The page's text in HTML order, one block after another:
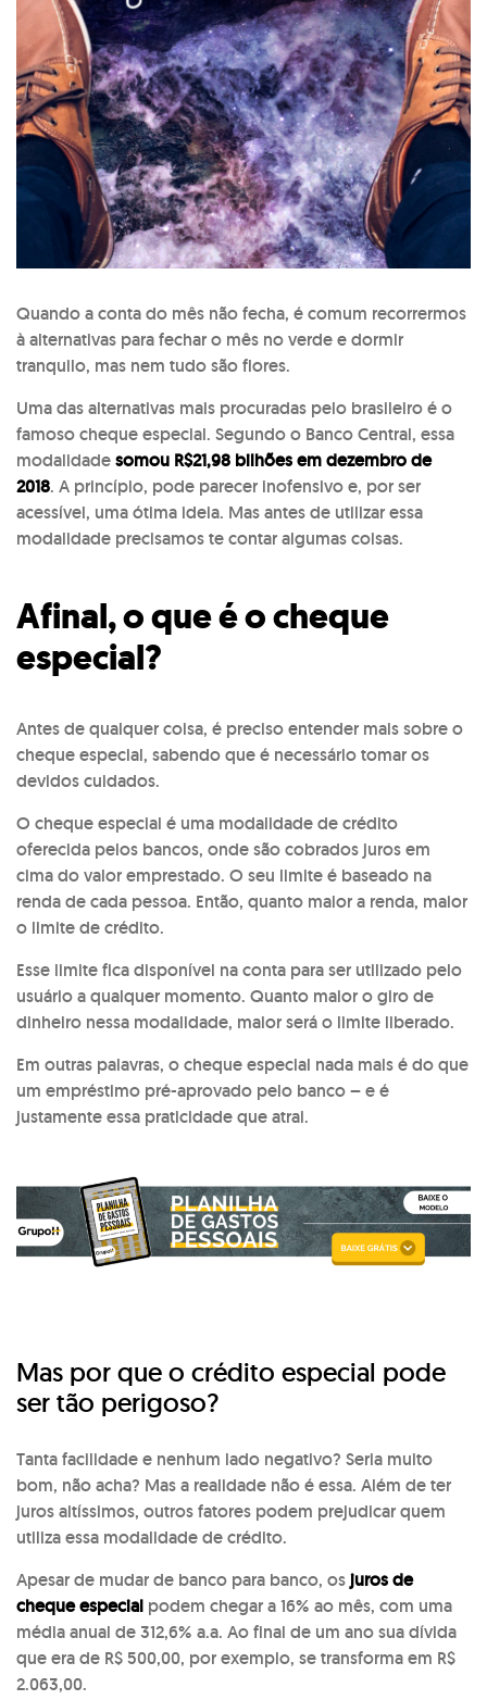
Quando a conta do mês não fecha, é comum recorrermos
à alternativas para fechar o mês no verde e dormir
tranquilo, mas nem tudo são flores.
Uma das alternativas mais procuradas pelo brasileiro é o
famoso cheque especial. Segundo o Banco Central, essa
modalidadesomou R$21,98 bilhões em dezembro de
2018. A princípio, pode parecer inofensivo e, por ser
acessível, uma ótima ideia. Mas antes de utilizar essa
modalidade precisamos te contar algumas coisas.
Afinal, o que é o cheque
especial?
Antes de qualquer coisa, é preciso entender mais sobre o
cheque especial, sabendo que é necessário tomar os
devidos cuidados.
O cheque especial é uma modalidade de crédito
oferecida pelos bancos, onde são cobrados juros em
cima do valor emprestado. O seu limite é baseado na
renda de cada pessoa. Então, quanto maior a renda, maior
o limite de crédito.
Esse limite fica disponível na conta para ser utilizado pelo
usuário a qualquer momento. Quanto maior o giro de
dinheiro nessa modalidade, maior será o limite liberado.
Em outras palavras, o cheque especial nada mais é do que
um empréstimo pré-aprovado pelo banco – e é
justamente essa praticidade que atrai.
Mas por que o crédito especial pode
ser tão perigoso?
Tanta facilidade e nenhum lado negativo? Seria muito
bom, não acha? Mas a realidade não é essa. Além de ter
juros altíssimos, outros fatores podem prejudicar quem
utiliza essa modalidade de crédito.
Apesar de mudar de banco para banco, osjuros de
cheque especial podem chegar a 16% ao mês, com uma
média anual de 312,6% a.a. Ao final de um ano sua dívida
que era de R$ 500,00, por exemplo, se transforma em R$
2.063,00.